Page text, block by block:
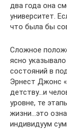
два года она
университет.
что была бы
Сложное
ясно
состояний в
Эрнест Джонс
детству…и
уровне, те
жизни…это
индивидуум